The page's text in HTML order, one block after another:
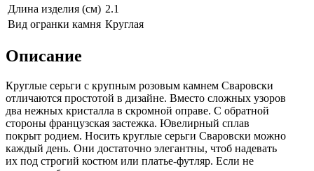
Длина изделия (см) 2.1
Вид огранки камня Круглая
Описание
Круглые серьги с крупным розовым камнем Сваровски
отличаются простотой в дизайне. Вместо сложных узоров
два нежных кристалла в скромной оправе. С обратной
стороны французская застежка. Ювелирный сплав
покрыт родием. Носить круглые серьги Сваровски можно
каждый день. Они достаточно элегантны, чтоб надевать
их под строгий костюм или платье-футляр. Если не